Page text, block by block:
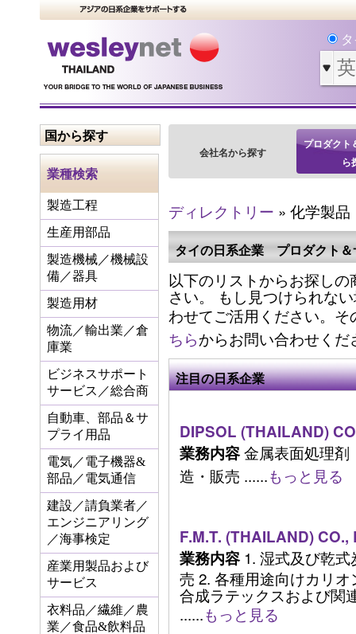
国から探す
業種検索
製造工程
生産用部品
製造機械／機械設
備／器具
製造用材
物流／輸出業／倉
庫業
ビジネスサポート
サービス／総合商
自動車、部品＆サ
プライ用品
電気／電子機器&
部品／電気通信
建設／請負業者／
エンジニアリング
／海事検定
産業用製品および
サービス
衣料品／繊維／農
業／食品&飲料品
会社名から探す
プロダクト
ら
ディレクトリー » 化学製品
タイの日系企業 プロダクト＆
以下のリストからお探し
さい。 もし見つけられな
わせてご活用ください。
ちらからお問い合わせくだ
注目の日系企業
DIPSOL (THAILAND)
業務内容金属表面処理剤
造・販売 ......もっと見る
F.M.T. (THAILAND) CO.,
業務内容 1. 湿式及び乾
売 2. 各種用途向けカリ
合成ラテックスおよび関
......もっと見る